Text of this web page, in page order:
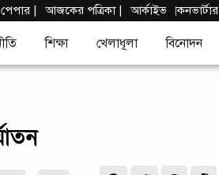
| আজকের পত্রিকা | আর্কাইভ |কনভার্টার
শিক্ষা খেলাধূলা বিনোদন